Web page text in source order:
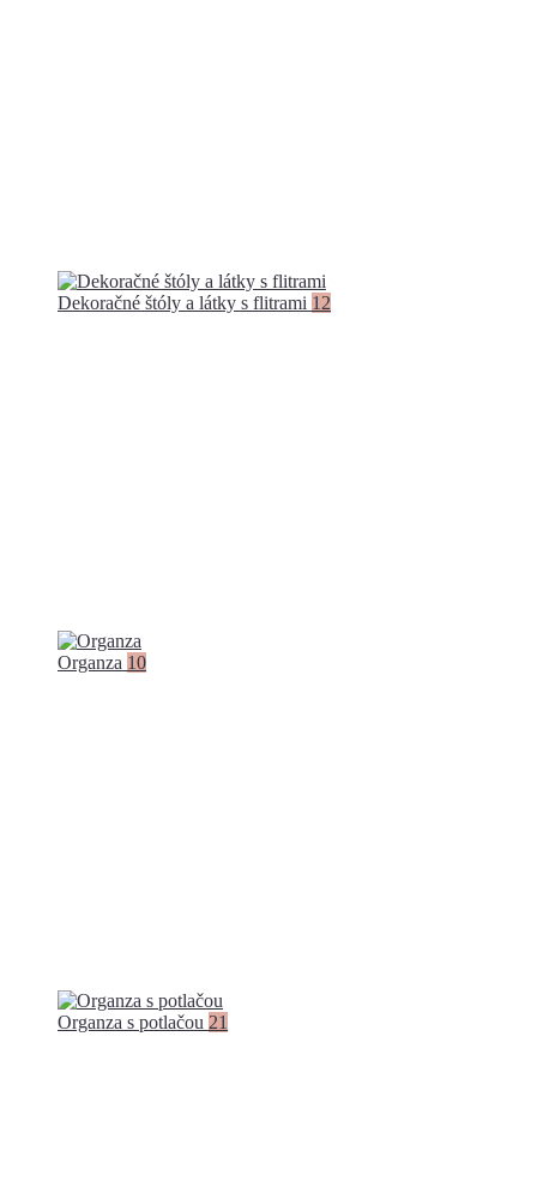
Dekoračné štóly a látky s flitrami 12
Organza 10
Organza s potlačou 21